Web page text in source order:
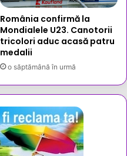
România confirmă la
Mondialele U23. Canotorii
tricolori aduc acasă patru
medalii
o săptămână în urmă